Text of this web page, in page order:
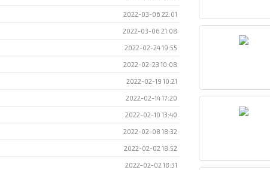
2022-03-06 22:01
2022-03-06 21:08
2022-02-24 19:55
2022-02-23 10:08
2022-02-19 10:21
2022-02-14 17:20
2022-02-10 13:40
2022-02-08 18:32
2022-02-02 18:52
2022-02-02 18:31